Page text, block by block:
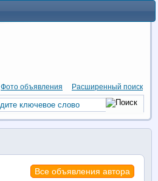
Фото объявления Расширенный поиск
Все объявления автора